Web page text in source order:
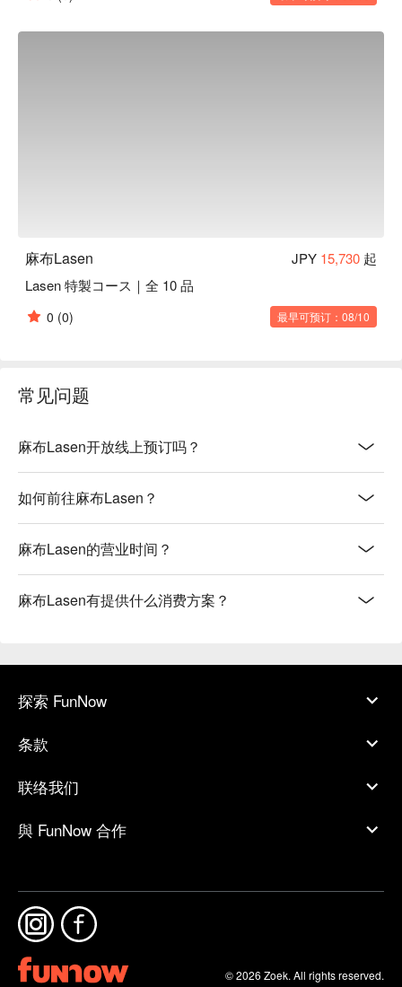
麻布Lasen JPY 15,730 起
Lasen 特製コース｜全 10 品
0 (0) 最早可预订：08/10
常见问题
麻布Lasen开放线上预订吗？
如何前往麻布Lasen？
麻布Lasen的营业时间？
麻布Lasen有提供什么消费方案？
探索 FunNow
条款
联络我们
與 FunNow 合作
© 2026 Zoek. All rights reserved.